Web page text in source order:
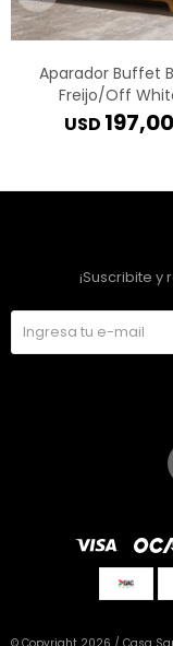
Aparador Buffet
Freijo/Off
USD 197,00
¡Suscribite